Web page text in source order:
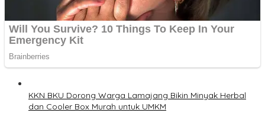
KKN BKU Dorong Warga Lamajang Bikin Minyak Herbal
dan Cooler Box Murah untuk UMKM